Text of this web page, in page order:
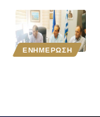
ΕΝΗΜΕΡΩΣΗ